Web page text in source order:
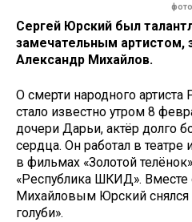
Сергей Юрский был
замечательным артистом,
Александр Михайлов.
О смерти народного
стало известно утром 8
дочери Дарьи, актёр долго
сердца. Он работал в театре
в фильмах «Золотой
«Республика ШКИД». Вместе
Михайловым Юрский
голуби».